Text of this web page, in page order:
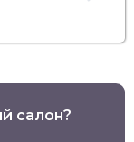
салон?